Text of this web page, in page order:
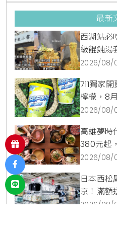
最新
西湖站必
級餛飩湯
豆腐麵與
2026/08/
711獨家
檸檬，8
調咖啡氣
2026/08/
高雄夢時
380元起
蘋果冰淇
2026/08/
日本西松
京！滿額
包，指定
2026/08/